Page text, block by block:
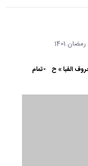
1401
الفبا » ح -تمام